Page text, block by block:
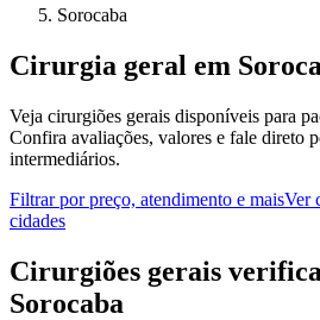
Sorocaba
Cirurgia geral em
Veja cirurgiões gerais disponíveis para
Confira avaliações, valores e fale direto
intermediários.
Filtrar por preço, atendimento e maisVer
cidades
Cirurgiões gerais
Sorocaba